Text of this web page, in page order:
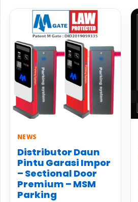
NEWS
Distributor Daun
Pintu Garasi Impor
– Sectional Door
Premium – MSM
Parking